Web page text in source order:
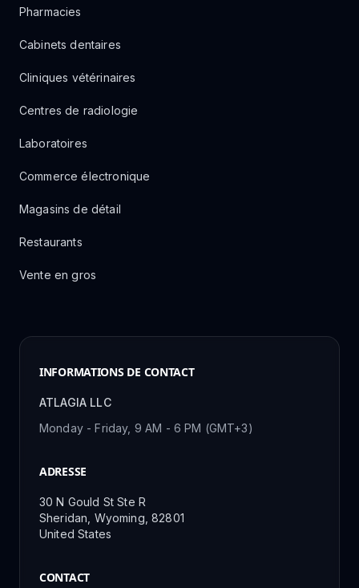
Pharmacies
Cabinets dentaires
Cliniques vétérinaires
Centres de radiologie
Laboratoires
Commerce électronique
Magasins de détail
Restaurants
Vente en gros
INFORMATIONS DE CONTACT
ATLAGIA LLC
Monday - Friday, 9 AM - 6 PM (GMT+3)
ADRESSE
30 N Gould St Ste R
Sheridan, Wyoming, 82801
United States
CONTACT